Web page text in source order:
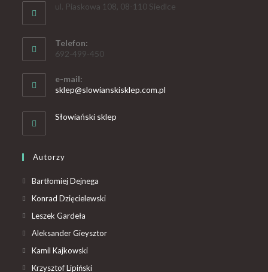
ul. Piaskowa 108, 08-110 Siedlce
Telefon:
692-499-450
e-mail:
sklep@slowianskisklep.com.pl
Słowiański sklep
Autorzy
Bartłomiej Dejnega
Konrad Dzięcielewski
Leszek Gardeła
Aleksander Gieysztor
Kamil Kajkowski
Krzysztof Lipiński